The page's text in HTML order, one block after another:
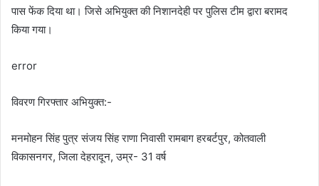
पास फेंक दिया था। जिसे अभियुक्त की निशानदेही पर पुलिस टीम द्वारा बरामद
किया गया।
error
विवरण गिरफ्तार अभियुक्त:-
मनमोहन सिंह पुत्र संजय सिंह राणा निवासी रामबाग हरबर्टपुर, कोतवाली
विकासनगर, जिला देहरादून, उम्र- 31 वर्ष